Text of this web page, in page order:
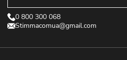
0 800 300 068
Stimmacomua@gmail.com